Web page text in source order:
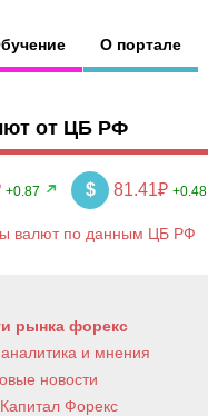
О портале
от ЦБ РФ
+0.87 $ 81.41₽ +0.48
валют по данным ЦБ РФ
рынка форекс
и мнения
новости
Форекс